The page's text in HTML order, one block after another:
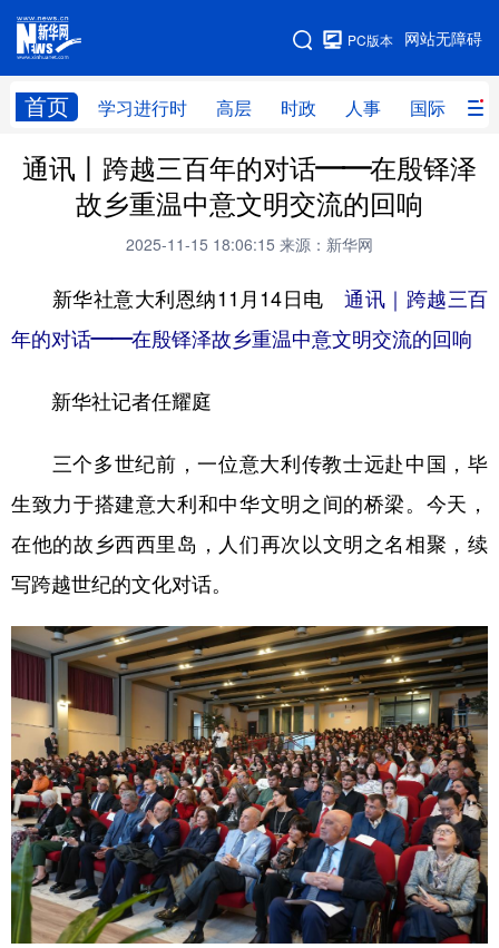
网站无障碍
PC版本
首页 学习进行时 高层 时政 人事 国际 财
网站地图
学习进行时 高层 时政 人事
国际 财经 网评 港澳
科技 科创 量子 体育
文化 书画 健康 军事
访谈 视频
食品 人居 信息化 数字经济
学术中国 乡村振兴 银龄 溯源中国
城市 旅游
彩票 娱乐 时尚 悦读
一带一路 亚太网 上市公司
文化产业
地方频道
北京 天津 河北 山西
辽宁 吉林 上海 江苏
通讯丨跨越三百年的对话——在殷铎泽
故乡重温中意文明交流的回响
2025-11-15 18:06:15 来源：新华网
新华社意大利恩纳11月14日电通讯｜跨越三百
年的对话——在殷铎泽故乡重温中意文明交流的回响
新华社记者任耀庭
三个多世纪前，一位意大利传教士远赴中国，毕
生致力于搭建意大利和中华文明之间的桥梁。今天，
在他的故乡西西里岛，人们再次以文明之名相聚，续
写跨越世纪的文化对话。